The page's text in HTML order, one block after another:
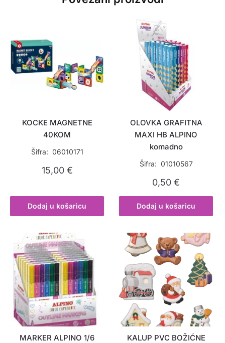
KOCKE MAGNETNE
40KOM
Šifra: 06010171
15,00 €
Dodaj u košaricu
OLOVKA GRAFITNA
MAXI HB ALPINO
komadno
Šifra: 01010567
0,50€
Dodaj u košaricu
MARKER ALPINO 1/6
KALUP PVC BOŽIĆNE